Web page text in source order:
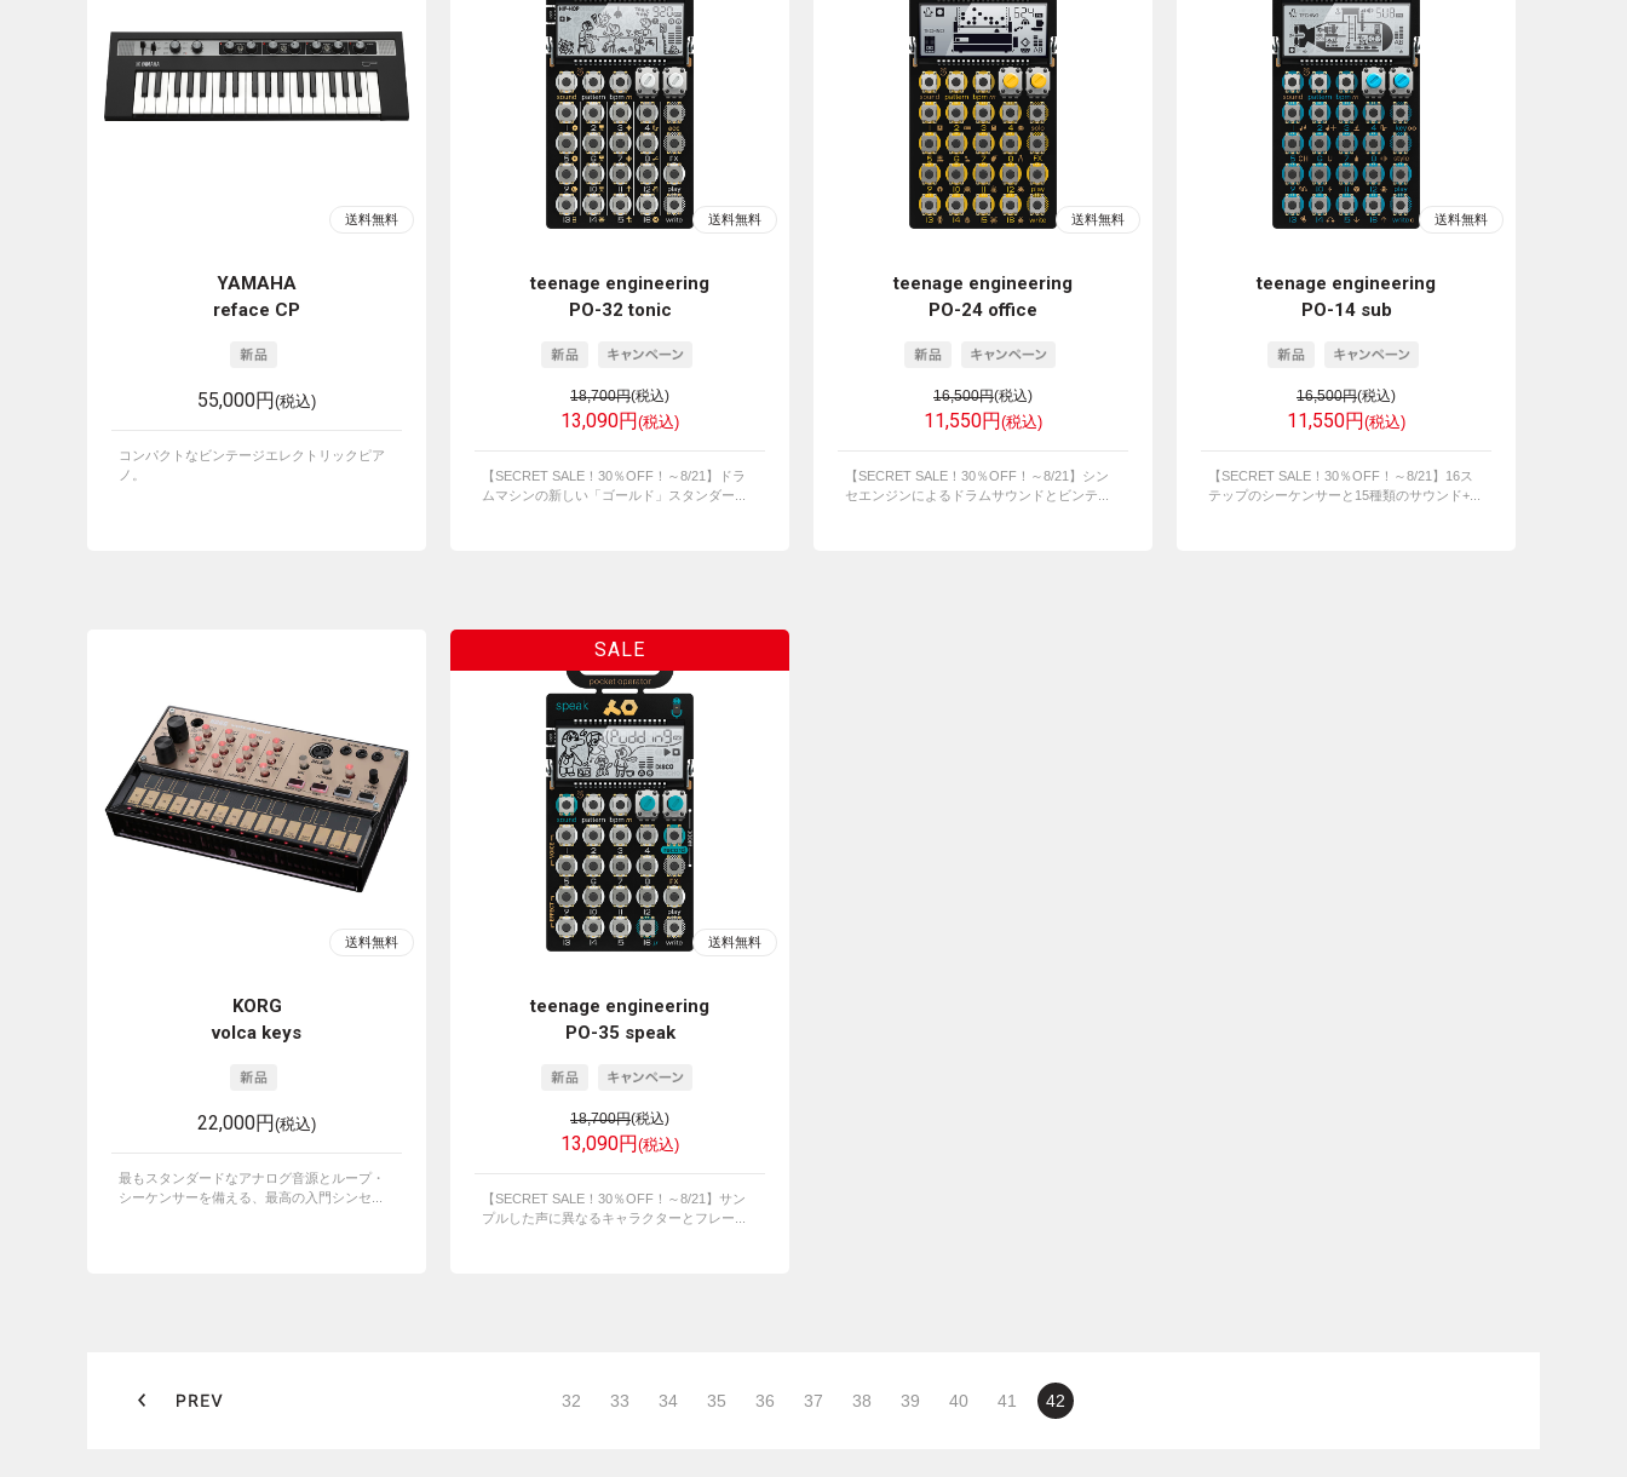
YAMAHA
reface CP
55,000円(税込)
コンパクトなビンテージエレクトリックピア
ノ。
teenage engineering
PO-32 tonic
18,700円(税込)
13,090円(税込)
【SECRET SALE！30％OFF！～8/21】ドラ
ムマシンの新しい「ゴールド」スタンダー...
teenage engineering
PO-24 office
16,500円(税込)
11,550円(税込)
【SECRET SALE！30％OFF！～8/21】シン
セエンジンによるドラムサウンドとビンテ...
teenage engineering
PO-14 sub
16,500円(税込)
11,550円(税込)
【SECRET SALE！30％OFF！～8/21】16ス
テップのシーケンサーと15種類のサウンド+...
KORG
volca keys
22,000円(税込)
最もスタンダードなアナログ音源とループ・
シーケンサーを備える、最高の入門シンセ...
teenage engineering
PO-35 speak
18,700円(税込)
13,090円(税込)
【SECRET SALE！30％OFF！～8/21】サン
プルした声に異なるキャラクターとフレー...
32 33 34 35 36 37 38 39 40 41 42